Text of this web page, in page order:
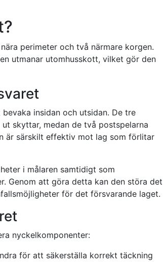
perimeter och två närmare korgen.
utmanar utomhusskott, vilket gör den
insidan och utsidan. De tre
skyttar, medan de två postspelarna
är särskilt effektiv mot lag som förlitar
i målaren samtidigt som
Genom att göra detta kan den störa det
för det försvarande laget.
nyckelkomponenter:
för att säkerställa korrekt täckning